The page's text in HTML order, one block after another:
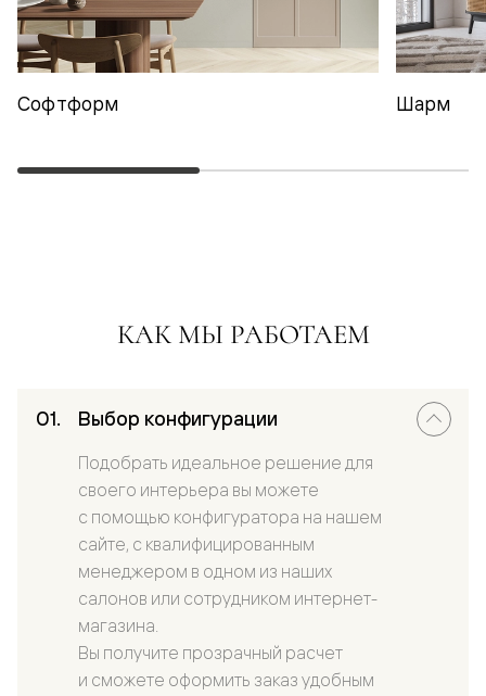
Софтформ Шарм
КАК МЫ РАБОТАЕМ
Выбор конфигурации
Подобрать идеальное решение для
своего интерьера вы можете
с помощью конфигуратора на нашем
сайте, с квалифицированным
менеджером в одном из наших
салонов или сотрудником интернет-
магазина.
Вы получите прозрачный расчет
и сможете оформить заказ удобным